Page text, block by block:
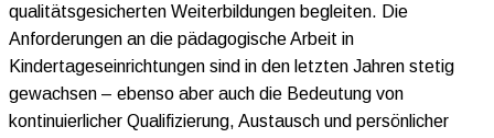
qualitätsgesicherten Weiterbildungen begleiten. Die
Anforderungen an die pädagogische Arbeit in
Kindertageseinrichtungen sind in den letzten Jahren stetig
gewachsen – ebenso aber auch die Bedeutung von
kontinuierlicher Qualifizierung, Austausch und persönlicher